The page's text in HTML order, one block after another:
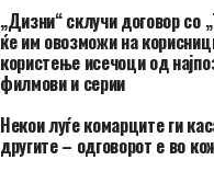
„Дизни“ склучи договор со
ќе им овозможи на
користење исечоци од
филмови и серии
Hекои луѓе комарците ги
другите – одговорот е во